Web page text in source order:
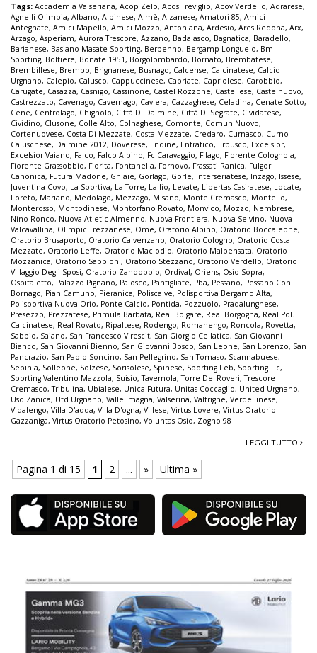
Tags: Accademia Valseriana, Acop Zelo, Acos Treviglio, Acov Verdello, Adrarese,
Agnelli Olimpia, Albano, Albinese, Almè, Alzanese, Amatori 85, Amici
Antegnate, Amici Mapello, Amici Mozzo, Antoniana, Ardesio, Ares Redona, Arx,
Arzago, Asperiam, Aurora Trescore, Azzano, Badalasco, Bagnatica, Baradello,
Barianese, Basiano Masate Sporting, Berbenno, Bergamp Longuelo, Bm
Sporting, Boltiere, Bonate 1951, Borgolombardo, Bornato, Brembatese,
Brembillese, Brembo, Brignanese, Busnago, Calcense, Calcinatese, Calcio
Urgnano, Calepio, Calusco, Cappuccinese, Capriate, Capriolese, Carobbio,
Carugate, Casazza, Casnigo, Cassinone, Castel Rozzone, Castellese, Castelnuovo,
Castrezzato, Cavenago, Cavernago, Cavlera, Cazzaghese, Celadina, Cenate Sotto,
Cene, Centrolago, Chignolo, Città Di Dalmine, Città Di Segrate, Cividatese,
Cividino, Clusone, Colle Alto, Colnaghese, Comonte, Comun Nuovo,
Cortenuovese, Costa Di Mezzate, Costa Mezzate, Credaro, Curnasco, Curno
Caluschese, Dalmine 2012, Doverese, Endine, Entratico, Erbusco, Excelsior,
Excelsior Vaiano, Falco, Falco Albino, Fc Caravaggio, Filago, Fiorente Colognola,
Fiorente Grassobbio, Fiorita, Fontanella, Fornovo, Frassati Ranica, Fulgor
Canonica, Futura Madone, Ghiaie, Gorlago, Gorle, Interseriatese, Inzago, Issese,
Juventina Covo, La Sportiva, La Torre, Lallio, Levate, Libertas Casiratese, Locate,
Loreto, Mariano, Medolago, Mezzago, Misano, Monte Cremasco, Montello,
Monterosso, Montodinese, Montorfano Rovato, Monvico, Mozzo, Nembrese,
Nino Ronco, Nuova Atletic Almenno, Nuova Frontiera, Nuova Selvino, Nuova
Valcavallina, Olimpic Trezzanese, Ome, Oratorio Albino, Oratorio Boccaleone,
Oratorio Brusaporto, Oratorio Calvenzano, Oratorio Cologno, Oratorio Costa
Mezzate, Oratorio Leffe, Oratorio Maclodio, Oratorio Malpensata, Oratorio
Mozzanica, Oratorio Sabbioni, Oratorio Stezzano, Oratorio Verdello, Oratorio
Villaggio Degli Sposi, Oratorio Zandobbio, Ordival, Oriens, Osio Sopra,
Ospitaletto, Palazzo Pignano, Palosco, Pantigliate, Pba, Pessano, Pessano Con
Bornago, Pian Camuno, Pieranica, Poliscalve, Polisportiva Bergamo Alta,
Polisportiva Nuova Orio, Ponte Calcio, Pontida, Pozzuolo, Pradalunghese,
Presezzo, Prezzatese, Primula Barbata, Real Bolgare, Real Borgogna, Real Pol.
Calcinatese, Real Rovato, Ripaltese, Rodengo, Romanengo, Roncola, Rovetta,
Sabbio, Saiano, San Francesco Virescit, San Giorgio Cellatica, San Giovanni
Bianco, San Giovanni Bienno, San Giovanni Bosco, San Leone, San Lorenzo, San
Pancrazio, San Paolo Soncino, San Pellegrino, San Tomaso, Scannabuese,
Sebinia, Solleone, Solzese, Sorisolese, Spinese, Sporting Leb, Sporting Tlc,
Sporting Valentino Mazzola, Suisio,Tavernola,Torre De' Roveri,Trescore
Cremasco,Tribulina, Ubialese, Unica Futura, Unitas Coccaglio, United Urgnano,
Uso Zanica, Utd Urgnano, Valle Imagna, Valserina, Valtrighe, Verdellinese,
Vidalengo, Villa D'adda, Villa D'ogna, Villese, Virtus Lovere, Virtus Oratorio
Gazzaniga, Virtus Oratorio Petosino, Voluntas Osio, Zogno 98
LEGGI TUTTO
Pagina 1 di 15 1 2 ... » Ultima »